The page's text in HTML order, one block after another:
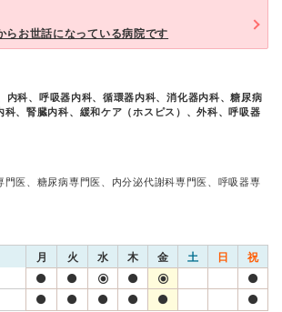
らお世話になっている病院です
内科、呼吸器内科、循環器内科、消化器内科、糖尿病
科、腎臓内科、緩和ケア（ホスピス）、外科、呼吸器
門医、糖尿病専門医、内分泌代謝科専門医、呼吸器専
月 火 水 木 金 土 日 祝